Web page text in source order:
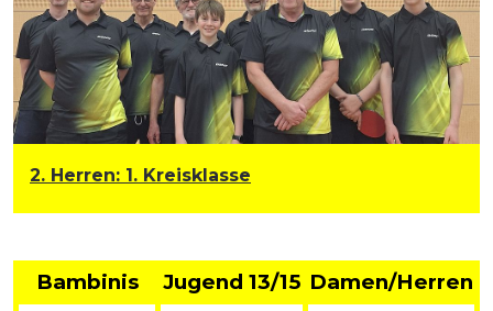
2. Herren: 1. Kreisklasse
Bambinis Jugend 13/15 Damen/Herren